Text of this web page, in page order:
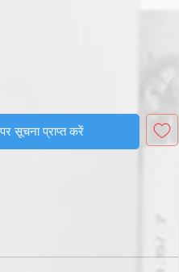
सूचना प्राप्त करें